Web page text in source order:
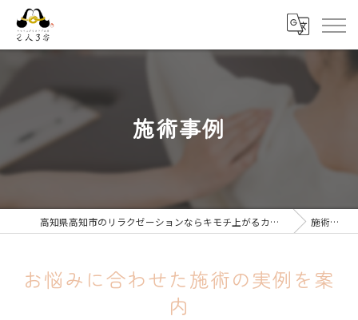
施術事例
高知県高知市のリラクゼーションならキモチ上がるカラダ改善 2人3客 施術事例
お悩みに合わせた施術の実例を案
内